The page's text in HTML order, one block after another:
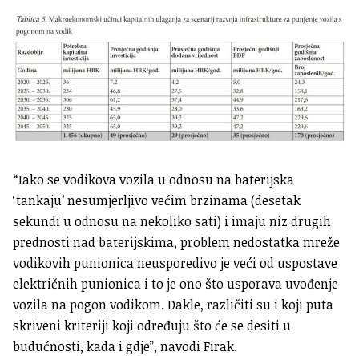
“Iako se vodikova vozila u odnosu na baterijska
‘tankaju’ nesumjerljivo većim brzinama (desetak
sekundi u odnosu na nekoliko sati) i imaju niz drugih
prednosti nad baterijskima, problem nedostatka mreže
vodikovih punionica neusporedivo je veći od uspostave
električnih punionica i to je ono što usporava uvođenje
vozila na pogon vodikom. Dakle, različiti su i koji puta
skriveni kriteriji koji određuju što će se desiti u
budućnosti, kada i gdje”, navodi Firak.